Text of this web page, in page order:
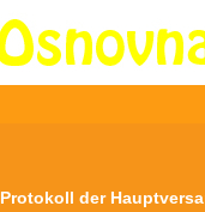
Protokoll der